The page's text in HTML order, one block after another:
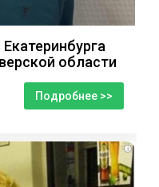
области
Подробнее >>
i